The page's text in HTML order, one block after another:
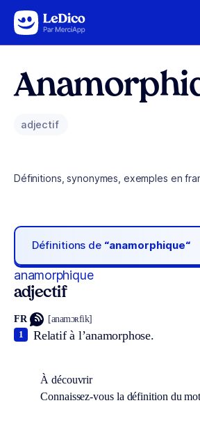
Aller au contenu
adjectif
Définitions, synonymes, exemples en
Définitions de “anamorphique“
anamorphique
adjectif
FR [anamɔʀfik]
Relatif à l’anamorphose.
1
À découvrir
Connaissez-vous la définition du mot